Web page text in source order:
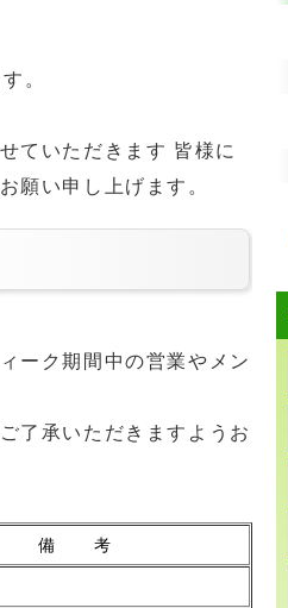
。
ていただきます 皆様に
願い申し上げます。
ーク期間中の営業やメン
了承いただきますようお
備 考